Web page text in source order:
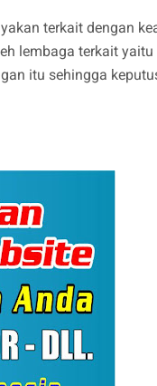
terkait dengan
lembaga terkait
itu sehingga